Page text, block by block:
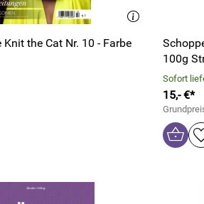
the Cat Nr. 10 - Farbe
100g
Sofort
15,- €*